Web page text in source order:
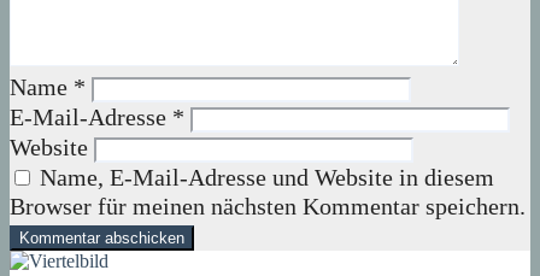
Name *
E-Mail-Adresse *
Website
Name, E-Mail-Adresse und Website in diesem
Browser für meinen nächsten Kommentar speichern.